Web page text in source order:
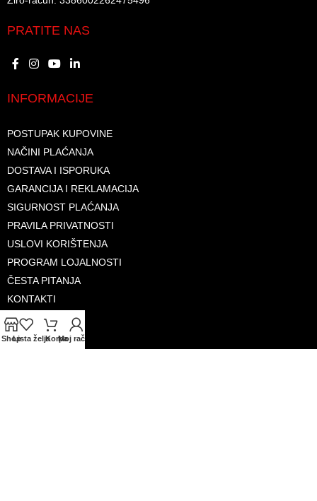
PRATITE NAS
INFORMACIJE
POSTUPAK KUPOVINE
NAČINI PLAĆANJA
DOSTAVA I ISPORUKA
GARANCIJA I REKLAMACIJA
SIGURNOST PLAĆANJA
PRAVILA PRIVATNOSTI
USLOVI KORIŠTENJA
PROGRAM LOJALNOSTI
ČESTA PITANJA
KONTAKTI
O NAMA
ShopLista željaKorpaMoj račun